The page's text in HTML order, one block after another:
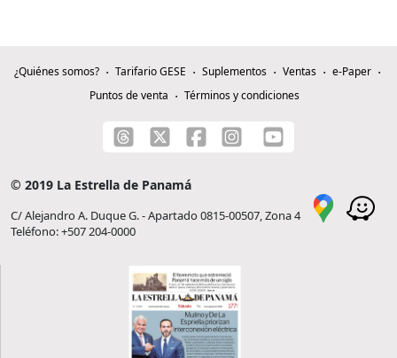
¿Quiénes somos? Tarifario GESE Suplementos Ventas
e-Paper
Puntos de venta
Términos y condiciones
© 2019 La Estrella de Panamá
C/ Alejandro A. Duque G. - Apartado 0815-00507, Zona 4
Teléfono: +507 204-0000